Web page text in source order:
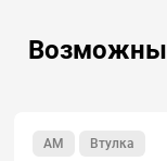
AM Втулка